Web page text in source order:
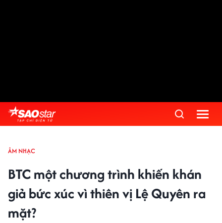
ÂM NHẠC
BTC một chương trình khiến khán
giả bức xúc vì thiên vị Lệ Quyên ra
mặt?